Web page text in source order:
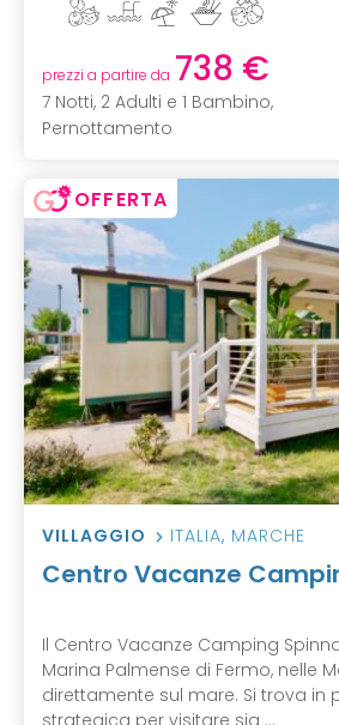
prezzi a partire da 738 €
7 Notti, 2 Adulti e 1 Bambino,
Pernottamento
OFFERTA
VILLAGGIO ITALIA, MARCHE
Centro Vacanze
Il Centro Vacanze Camping
Marina Palmense di Fermo, nelle
direttamente sul mare. Si trova in